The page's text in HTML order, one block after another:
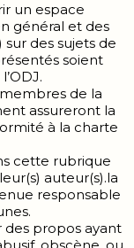
un espace
général et des
des sujets de
soient
de la
assureront la
à la charte
cette rubrique
auteur(s).la
responsable
des propos ayant